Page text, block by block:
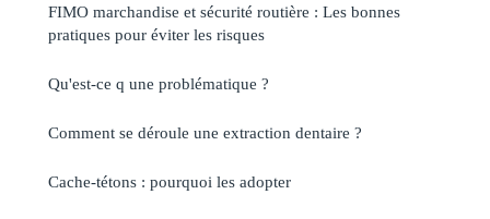
FIMO marchandise et sécurité routière : Les bonnes
pratiques pour éviter les risques
Qu'est-ce q une problématique ?
Comment se déroule une extraction dentaire ?
Cache-tétons : pourquoi les adopter